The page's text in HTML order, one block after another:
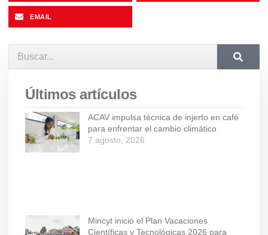
EMAIL
Últimos artículos
ACAV impulsa técnica de injerto en café
para enfrentar el cambio climático
7 agosto, 2026
Mincyt inició el Plan Vacaciones
Científicas y Tecnológicas 2026 para